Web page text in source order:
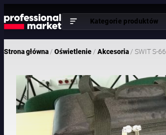
Kategorie produktów
Strona główna/ Oświetlenie/ Akcesoria/ SWIT S-